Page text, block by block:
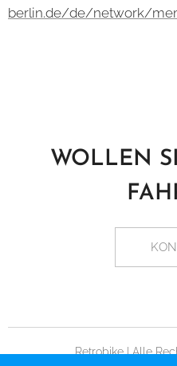
berlin.de/de/network/
WOLLEN
Retrobike | Alle